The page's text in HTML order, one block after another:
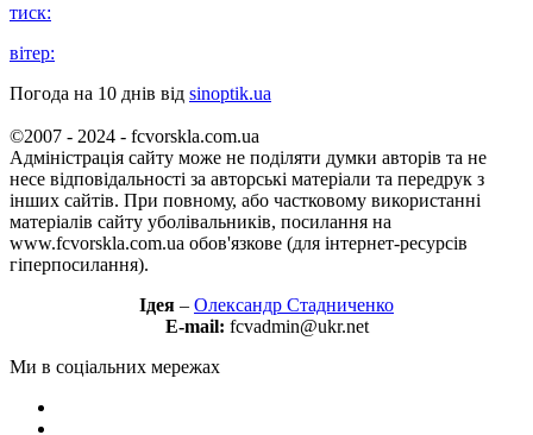
тиск:
вітер:
Погода на 10 днів від sinoptik.ua
©2007 - 2024 - fcvorskla.com.ua
Адміністрація сайту може не поділяти думки авторів та не
несе відповідальності за авторські матеріали та передрук з
інших сайтів. При повному, або частковому використанні
матеріалів сайту уболівальників, посилання на
www.fcvorskla.com.ua обов'язкове (для інтернет-ресурсів
гіперпосилання).
Ідея – Олександр Стадниченко
E-mail: fcvadmin@ukr.net
Ми в соціальних мережах